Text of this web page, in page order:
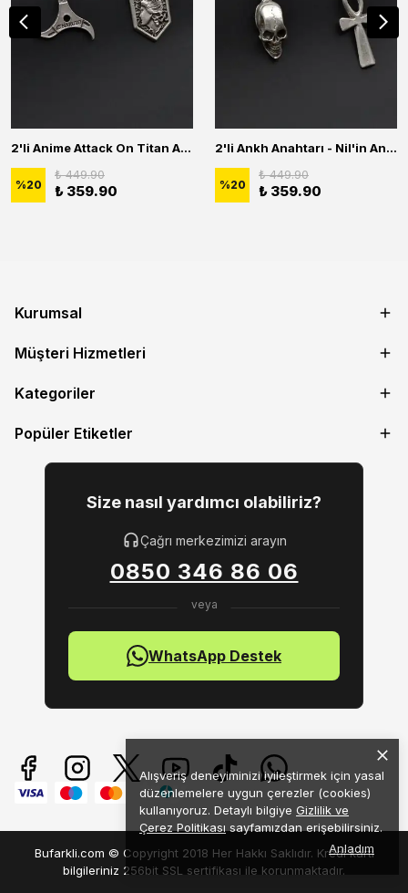
Alışveriş deneyiminizi iyileştirmek için yasal
düzenlemelere uygun çerezler (cookies)
kullanıyoruz. Detaylı bilgiye Gizlilik ve
Çerez Politikası sayfamızdan erişebilirsiniz.
Anladım
2'li Anime Attack On Titan Acrylic Maria Anime Naruto Erkek Kadın Kolye Seti
%20
₺ 449.90
₺ 359.90
2'li Ankh Anahtarı - Nil'in Anahtarı - Kuru Kafa Erkek Kadın Kolye Seti
%20
₺ 449.90
₺ 359.90
Kurumsal
Müşteri Hizmetleri
Kategoriler
Popüler Etiketler
Size nasıl yardımcı olabiliriz?
Çağrı merkezimizi arayın
0850 346 86 06
WhatsApp Destek
Bufarkli.com © Copyright 2018 Her Hakkı Saklıdır. Kredi kartı
bilgileriniz 256bit SSL sertifikası ile korunmaktadır.